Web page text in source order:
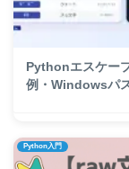
Pythonエスケー
例・Windowsパ
Python入門